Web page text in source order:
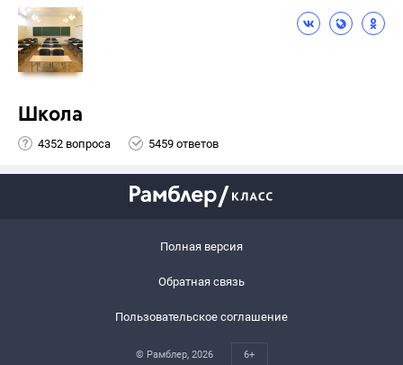
Школа
4352 вопроса 5459 ответов
Полная версия
Обратная связь
Пользовательское соглашение
© Рамблер, 2026 6+